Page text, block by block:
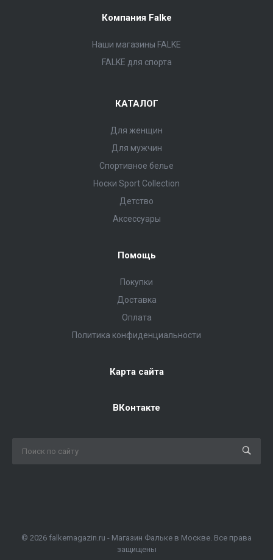
Компания Falke
Наши магазины FALKE
FALKE для спорта
КАТАЛОГ
Для женщин
Для мужчин
Спортивное белье
Носки Sport Collection
Детство
Аксессуары
Помощь
Покупки
Доставка
Оплата
Политика конфиденциальности
Карта сайта
ВКонтакте
© 2026 falkemagazin.ru - Магазин Фальке в Москве. Все права
защищены